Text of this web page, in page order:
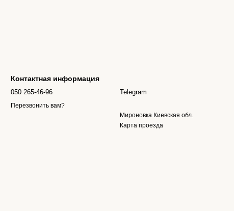
Контактная информация
050 265-46-96
Перезвонить вам?
Telegram
Мироновка Киевская обл.
Карта проезда